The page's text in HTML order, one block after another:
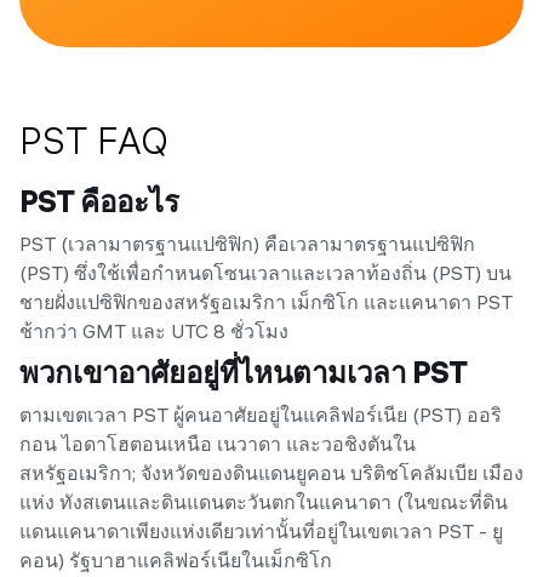
PST FAQ
PST คืออะไร
PST (เวลามาตรฐานแปซิฟิก) คือเวลามาตรฐานแปซิฟิก
(PST) ซึ่งใช้เพื่อกำหนดโซนเวลาและเวลาท้องถิ่น (PST) บน
ชายฝั่งแปซิฟิกของสหรัฐอเมริกา เม็กซิโก และแคนาดา PST
ช้ากว่า GMT และ UTC 8 ชั่วโมง
พวกเขาอาศัยอยู่ที่ไหนตามเวลา PST
ตามเขตเวลา PST ผู้คนอาศัยอยู่ในแคลิฟอร์เนีย (PST) ออริ
กอน ไอดาโฮตอนเหนือ เนวาดา และวอชิงตันใน
สหรัฐอเมริกา; จังหวัดของดินแดนยูคอน บริติชโคลัมเบีย เมือง
แห่ง ทังสเตนและดินแดนตะวันตกในแคนาดา (ในขณะที่ดิน
แดนแคนาดาเพียงแห่งเดียวเท่านั้นที่อยู่ในเขตเวลา PST - ยู
คอน) รัฐบาฮาแคลิฟอร์เนียในเม็กซิโก